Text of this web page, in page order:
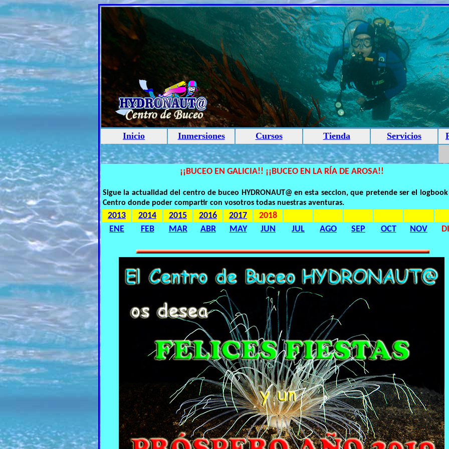
Inicio Inmersiones Cursos Tienda Servicios
¡¡BUCEO EN GALICIA!! ¡¡BUCEO EN LA RÍA DE AROSA!!
Sigue la actualidad del centro de buceo HYDRONAUT@ en esta seccion, que pretende ser el
Centro donde poder compartir con vosotros todas nuestras aventuras.
2013 2014 2015 2016 2017
2018
ENE
FEB MAR ABR MAY JUN JUL AGO SEP OCT NOV